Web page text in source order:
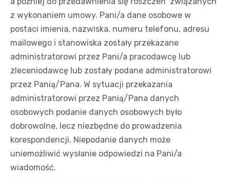
z wykonaniem umowy. Pani/a dane osobowe w
postaci imienia, nazwiska, numeru telefonu, adresu
mailowego i stanowiska zostały przekazane
administratorowi przez Pani/a pracodawcę lub
zleceniodawcę lub zostały podane administratorowi
przez Panią/Pana. W sytuacji przekazania
administratorowi przez Panią/Pana danych
osobowych podanie danych osobowych było
dobrowolne, lecz niezbędne do prowadzenia
korespondencji. Niepodanie danych może
uniemożliwić wysłanie odpowiedzi na Pani/a
wiadomość.